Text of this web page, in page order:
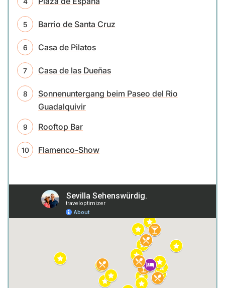
Barrio de Santa Cruz
Casa de Pilatos
Casa de las Dueñas
Sonnenuntergang beim Paseo del Rio
Guadalquivir
Rooftop Bar
Flamenco-Show